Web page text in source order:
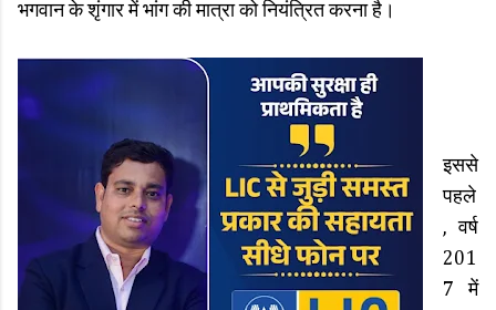
भगवान के शृंगार में भांग की मात्रा को नियंत्रित करना है।
इससे
पहले
, वर्ष
201
7 में